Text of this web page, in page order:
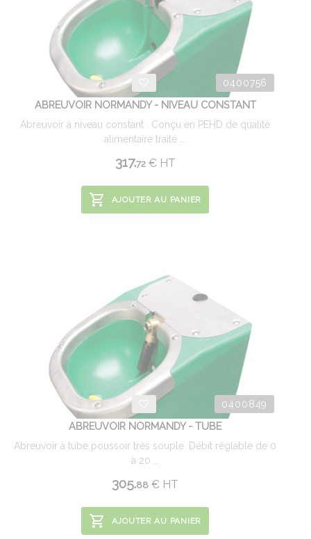
0400756
ABREUVOIR NORMANDY - NIVEAU CONSTANT
Abreuvoir à niveau constant . Conçu en PEHD de qualité
alimentaire traité ...
317.72 €HT
AJOUTER AU PANIER
0400849
ABREUVOIR NORMANDY - TUBE
Abreuvoir à tube poussoir très souple. Débit réglable de 0
à 20 ...
305.88 € HT
AJOUTER AU PANIER